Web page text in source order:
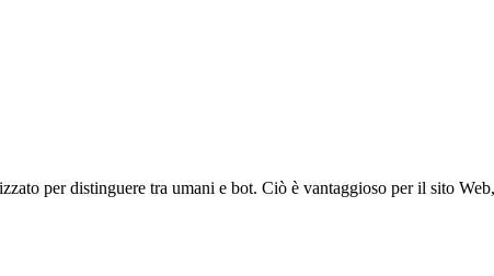
per distinguere tra umani e bot. Ciò è vantaggioso per il sito